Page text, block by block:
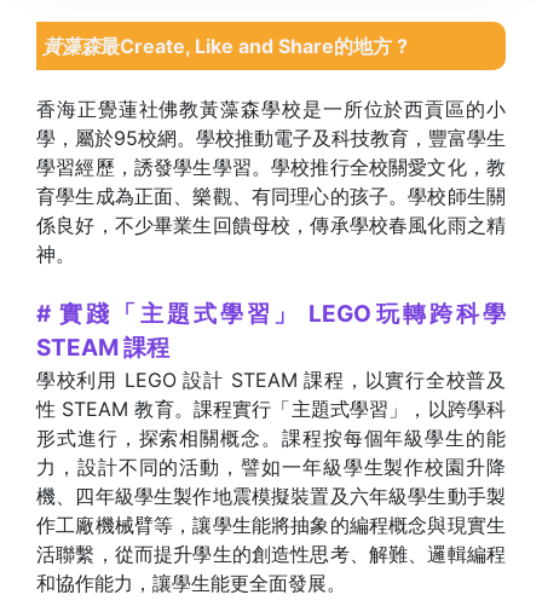
黃藻森最Create, Like and Share的地方 ?
香海正覺蓮社佛教黃藻森學校是一所位於西貢區的小
學，屬於95校網。學校推動電子及科技教育，豐富學生
學習經歷，誘發學生學習。學校推行全校關愛文化，教
育學生成為正面、樂觀、有同理心的孩子。學校師生關
係良好，不少畢業生回饋母校，傳承學校春風化雨之精
神。
# 實踐「主題式學習」 LEGO玩轉跨科學
STEAM 課程
學校利用 LEGO 設計 STEAM 課程，以實行全校普及
性 STEAM 教育。課程實行「主題式學習」，以跨學科
形式進行，探索相關概念。課程按每個年級學生的能
力，設計不同的活動，譬如一年級學生製作校園升降
機、四年級學生製作地震模擬裝置及六年級學生動手製
作工廠機械臂等，讓學生能將抽象的編程概念與現實生
活聯繫，從而提升學生的創造性思考、解難、邏輯編程
和協作能力，讓學生能更全面發展。